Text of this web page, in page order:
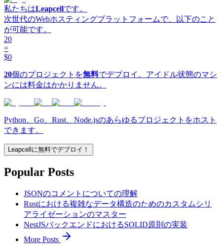
私たちはLeapcellです。
次世代のWebホスティングプラットフォームで、以下のこと
が可能です。
20
=
$0
20個のプロジェクトを無料でデプロイ。アイドル状態のマシ
ンには料金はかかりません。
Python、Go、Rust、Node.jsのあらゆるプロジェクトをホスト
できます。
Leapcellに無料でデプロイ！
Popular Posts
JSONのコメントについての理解
Rustにおける複雑なデータ構造のためのカスタムシリ
アライゼーションのマスター
NestJSバックエンドにおけるSOLID原則の実装
More Posts